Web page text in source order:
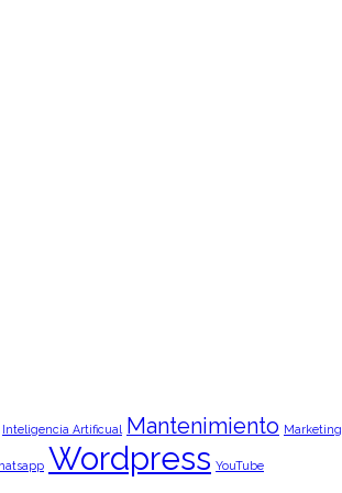
Inteligencia Artificual Mantenimiento Marketing
Wordpress YouTube